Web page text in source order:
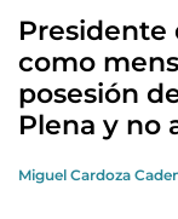
Presidente
como
posesión
Plena y no
Miguel Cardoza